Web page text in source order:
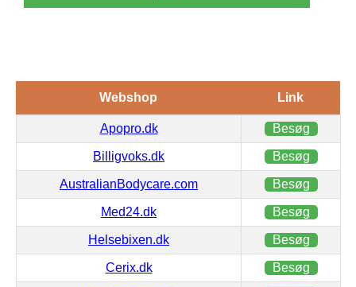
Webshop Link
Apopro.dk Besøg
Billigvoks.dk Besøg
AustralianBodycare.com Besøg
Med24.dk Besøg
Helsebixen.dk Besøg
Cerix.dk Besøg